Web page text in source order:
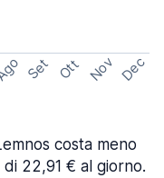
Set Ott Nov Dec
costa meno
22,91 € al giorno.